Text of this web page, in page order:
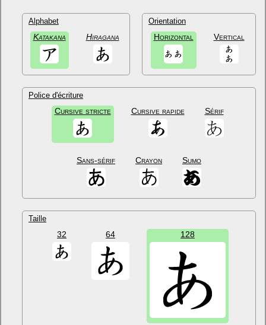
Alphabet
Katakana Hiragana
Orientation
Horizontal Vertical
Police d'écriture
Cursive stricte Cursive rapide Sérif
Sans-sérif Crayon Sumo
Taille
32 64 128